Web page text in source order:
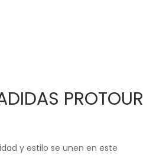
PROTOUR
y estilo se unen en este